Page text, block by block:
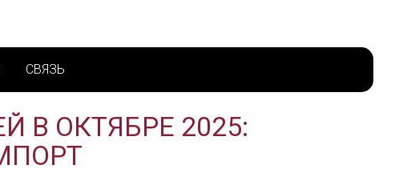
СВЯЗЬ
В ОКТЯБРЕ 2025: